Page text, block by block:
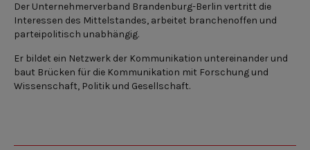
Der Unternehmerverband Brandenburg-Berlin vertritt die
Interessen des Mittelstandes, arbeitet branchenoffen und
parteipolitisch unabhängig.
Er bildet ein Netzwerk der Kommunikation untereinander und
baut Brücken für die Kommunikation mit Forschung und
Wissenschaft, Politik und Gesellschaft.